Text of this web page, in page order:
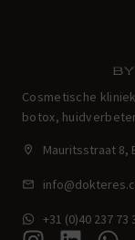
Cosmetische
botox,
Mauritsstraat 8,
+31 (0)40 237 73